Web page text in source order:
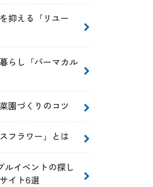
抑える「リユー
らし「パーマカル
園づくりのコツ
フラワー」とは
ルイベントの探し
イト6選